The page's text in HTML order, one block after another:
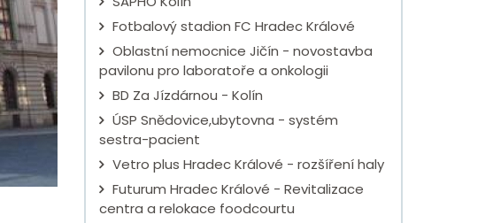
Fotbalový stadion FC Hradec Králové
Oblastní nemocnice Jičín - novostavba
pavilonu pro laboratoře a onkologii
BD Za Jízdárnou - Kolín
ÚSP Snědovice,ubytovna - systém
sestra-pacient
Vetro plus Hradec Králové - rozšíření haly
Futurum Hradec Králové - Revitalizace
centra a relokace foodcourtu